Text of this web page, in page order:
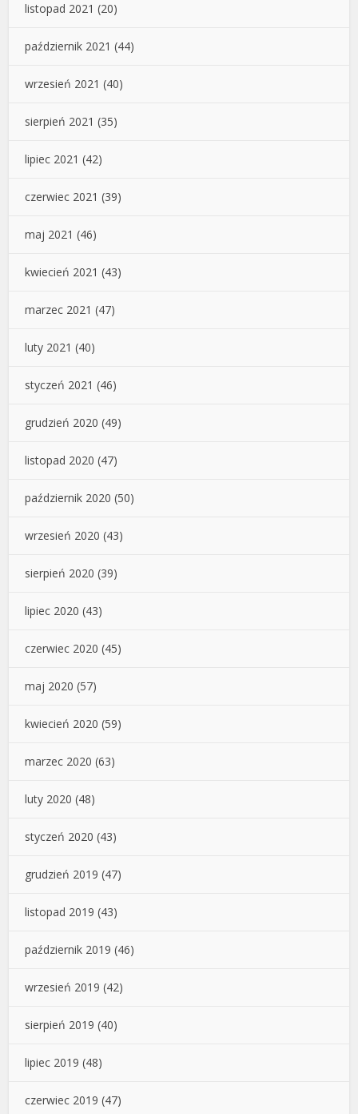
listopad 2021 (20)
październik 2021 (44)
wrzesień 2021 (40)
sierpień 2021 (35)
lipiec 2021 (42)
czerwiec 2021 (39)
maj 2021 (46)
kwiecień 2021 (43)
marzec 2021 (47)
luty 2021 (40)
styczeń 2021 (46)
grudzień 2020 (49)
listopad 2020 (47)
październik 2020 (50)
wrzesień 2020 (43)
sierpień 2020 (39)
lipiec 2020 (43)
czerwiec 2020 (45)
maj 2020 (57)
kwiecień 2020 (59)
marzec 2020 (63)
luty 2020 (48)
styczeń 2020 (43)
grudzień 2019 (47)
listopad 2019 (43)
październik 2019 (46)
wrzesień 2019 (42)
sierpień 2019 (40)
lipiec 2019 (48)
czerwiec 2019 (47)